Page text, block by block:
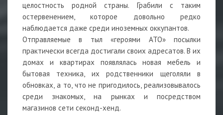
целостность родной страны. Грабили с таким
остервенением, которое довольно редко
наблюдается даже среди иноземных оккупантов.
Отправляемые в тыл «героями АТО» посылки
практически всегда достигали своих адресатов. В их
домах и квартирах появлялась новая мебель и
бытовая техника, их родственники щеголяли в
обновках, а то, что не пригодилось, реализовывалось
среди знакомых, на рынках и посредством
магазинов сети секонд-хенд.